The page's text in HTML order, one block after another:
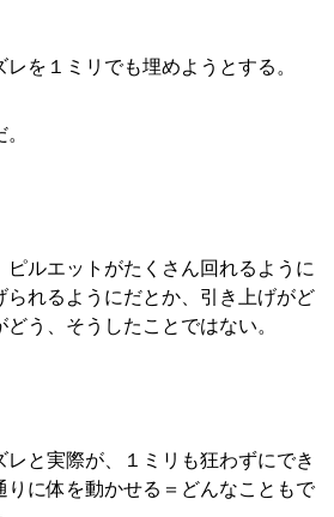
を１ミリでも埋めようとする。
ピルエットがたくさん回れるように
られるようにだとか、引き上げがど
う、そうしたことではない。
と実際が、１ミリも狂わずにでき
りに体を動かせる＝どんなこともで